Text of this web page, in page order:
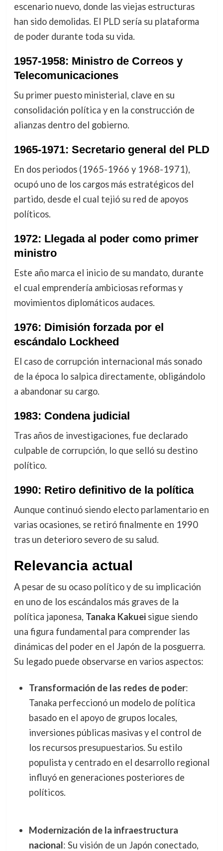
escenario nuevo, donde las viejas estructuras
han sido demolidas. El PLD sería su plataforma
de poder durante toda su vida.
1957-1958: Ministro de Correos y
Telecomunicaciones
Su primer puesto ministerial, clave en su
consolidación política y en la construcción de
alianzas dentro del gobierno.
1965-1971: Secretario general del PLD
En dos periodos (1965-1966 y 1968-1971),
ocupó uno de los cargos más estratégicos del
partido, desde el cual tejió su red de apoyos
políticos.
1972: Llegada al poder como primer
ministro
Este año marca el inicio de su mandato, durante
el cual emprendería ambiciosas reformas y
movimientos diplomáticos audaces.
1976: Dimisión forzada por el
escándalo Lockheed
El caso de corrupción internacional más sonado
de la época lo salpica directamente, obligándolo
a abandonar su cargo.
1983: Condena judicial
Tras años de investigaciones, fue declarado
culpable de corrupción, lo que selló su destino
político.
1990: Retiro definitivo de la política
Aunque continuó siendo electo parlamentario en
varias ocasiones, se retiró finalmente en 1990
tras un deterioro severo de su salud.
Relevancia actual
A pesar de su ocaso político y de su implicación
en uno de los escándalos más graves de la
política japonesa, Tanaka Kakueisigue siendo
una figura fundamental para comprender las
dinámicas del poder en el Japón de la posguerra.
Su legado puede observarse en varios aspectos:
Transformación de las redes de poder:
Tanaka perfeccionó un modelo de política
basado en el apoyo de grupos locales,
inversiones públicas masivas y el control de
los recursos presupuestarios. Su estilo
populista y centrado en el desarrollo regional
influyó en generaciones posteriores de
políticos.
Modernización de la infraestructura
nacional: Su visión de un Japón conectado,